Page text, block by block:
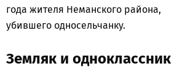
года жителя Неманского района,
убившего односельчанку.
Земляк и одноклассник